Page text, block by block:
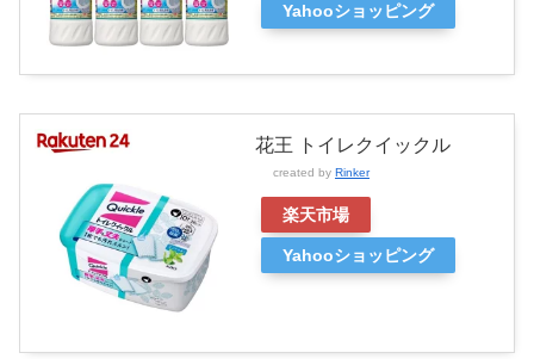
Yahooショッピング
花王 トイレクイックル
created by Rinker
楽天市場
Yahooショッピング